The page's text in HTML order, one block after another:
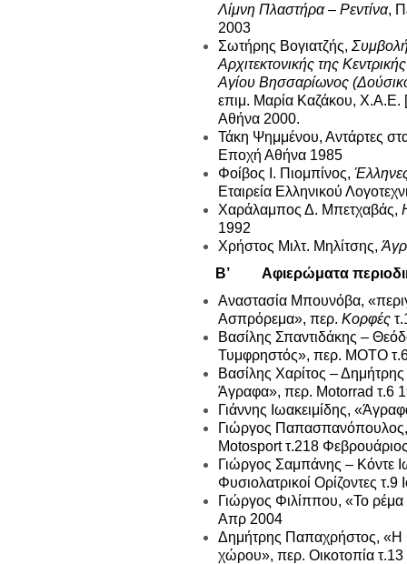
Λίμνη Πλαστήρα – Ρεντίνα,
2003
Σωτήρης Βογιατζής, Συμβολή
Αρχιτεκτονικής της
Αγίου Βησσαρίωνος
επιμ. Μαρία Καζάκου, Χ.Α.Ε.
Αθήνα 2000.
Τάκη Ψημμένου, Αντάρτες
Εποχή Αθήνα 1985
Φοίβος Ι. Πιομπίνος,
Εταιρεία Ελληνικού
Χαράλαμπος Δ. Μπετχαβάς,
1992
Χρήστος Μιλτ. Μηλίτσης,
Β’ Αφιερώματα
Αναστασία Μπουνόβα,
Ασπρόρεμα», περ. Κορφές
Βασίλης Σπαντιδάκης –
Τυμφρηστός», περ. ΜΟΤΟ
Βασίλης Χαρίτος –
Άγραφα», περ. Motorrad τ.6
Γιάννης Ιωακειμίδης,
Γιώργος
Motosport τ.218
Γιώργος Σαμπάνης – Κόντε
Φυσιολατρικοί Ορίζοντες
Γιώργος Φιλίππου, «Το
Απρ 2004
Δημήτρης Παπαχρήστος, «Η
χώρου», περ. Οικοτοπία